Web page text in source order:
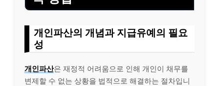
개인파산의 개념과 지급유예의 필요
성
개인파산은 재정적 어려움으로 인해 개인이 채무를
변제할 수 없는 상황을 법적으로 해결하는 절차입니